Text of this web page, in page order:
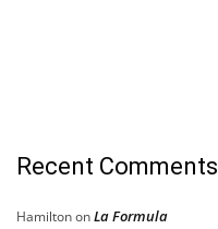
Recent Comments
HamiltononLa Formula